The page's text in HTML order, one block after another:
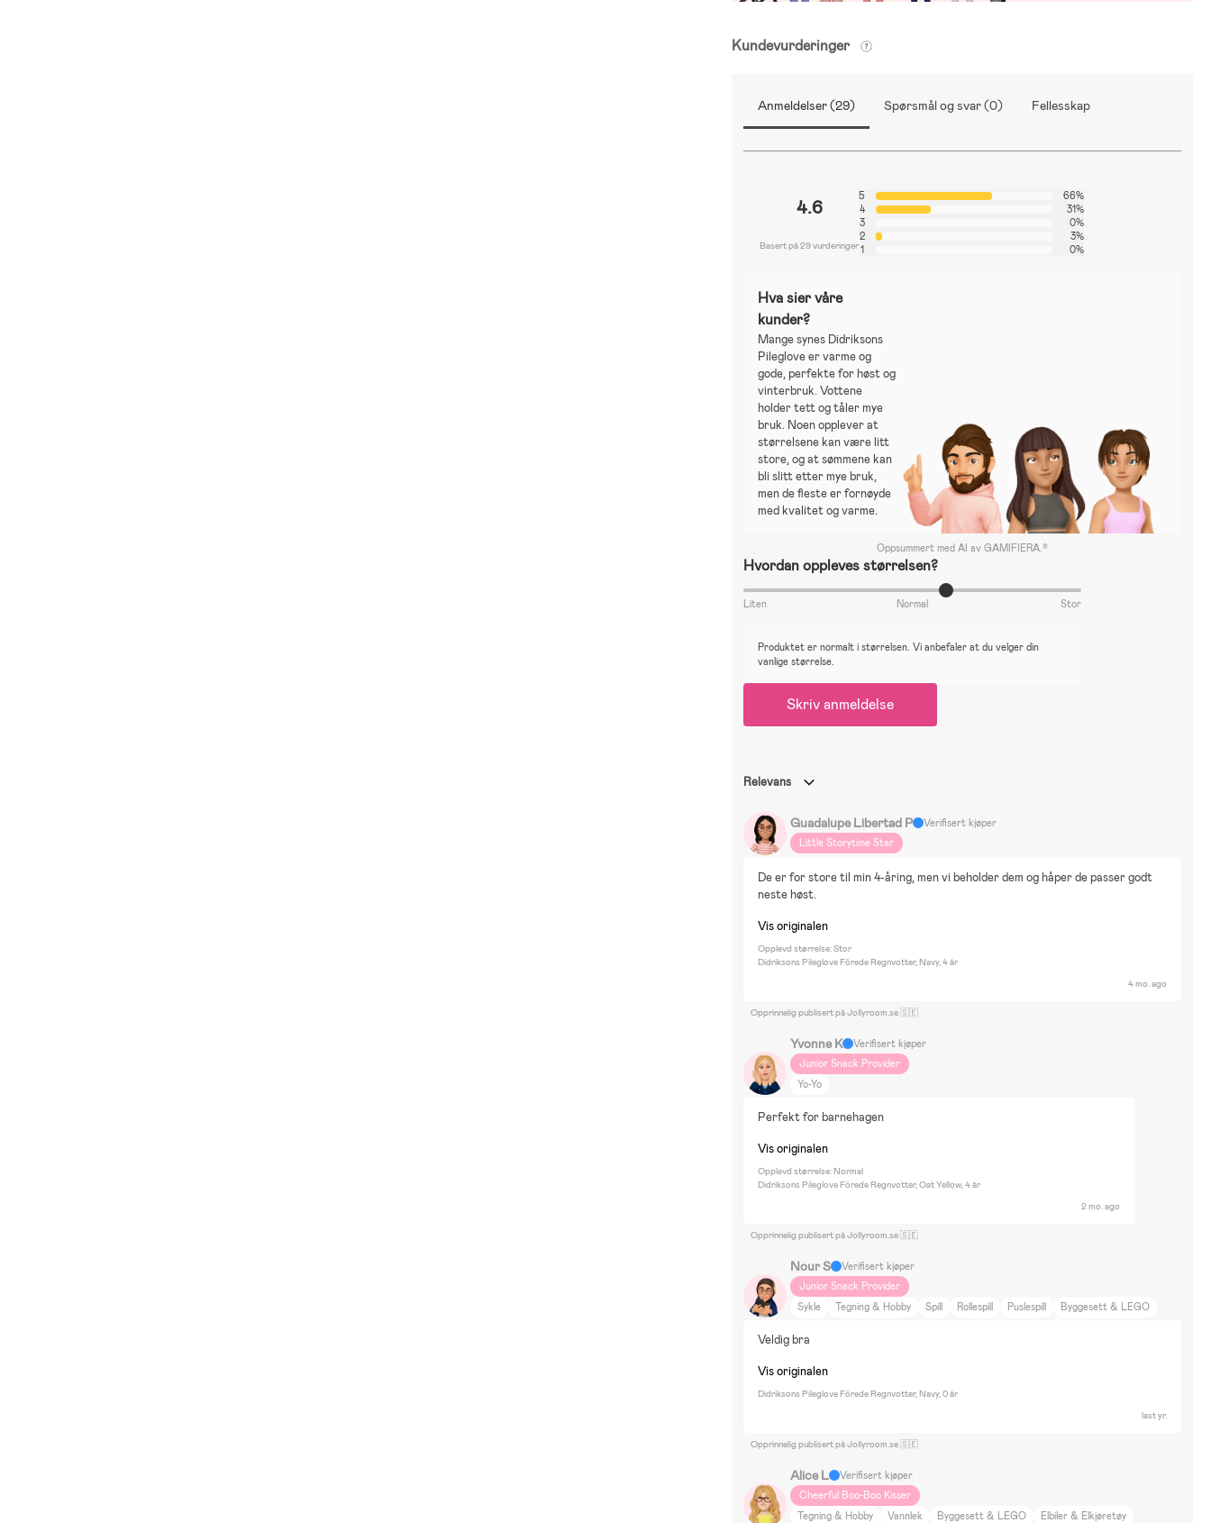
Kundevurderinger
Anmeldelser (29) Spørsmål og svar (0) Fellesskap
4.6
Basert på 29 vurderinger
5
66%
4
31%
3
0%
2
3%
1
0%
Hva sier våre
kunder?
Mange synes Didriksons
Pileglove er varme og
gode, perfekte for høst og
vinterbruk. Vottene
holder tett og tåler mye
bruk. Noen opplever at
størrelsene kan være litt
store, og at sømmene kan
bli slitt etter mye bruk,
men de fleste er fornøyde
med kvalitet og varme.
Oppsummert med AI av GAMIFIERA.®
Hvordan oppleves størrelsen?
Liten Normal Stor
Produktet er normalt i størrelsen. Vi anbefaler at du velger din
vanlige størrelse.
Skriv anmeldelse
Relevans
Guadalupe Libertad P
Verifisert kjøper
Little Storytime Star
De er for store til min 4-åring, men vi beholder dem og håper de passer godt
neste høst.
Vis originalen
Opplevd størrelse: Stor
Didriksons Pileglove Fôrede Regnvotter, Navy, 4 år
4 mo. ago
Opprinnelig publisert på Jollyroom.se 🇸🇪
Yvonne K
Verifisert kjøper
Junior Snack Provider
Yo-Yo
Perfekt for barnehagen
Vis originalen
Opplevd størrelse: Normal
Didriksons Pileglove Fôrede Regnvotter, Oat Yellow, 4 år
2 mo. ago
Opprinnelig publisert på Jollyroom.se 🇸🇪
Nour S
Verifisert kjøper
Junior Snack Provider
Sykle
Tegning & Hobby Spill Rollespill Puslespill
Byggesett & LEGO
Veldig bra
Vis originalen
Didriksons Pileglove Fôrede Regnvotter, Navy, 0 år
last yr.
Opprinnelig publisert på Jollyroom.se 🇸🇪
Alice L
Verifisert kjøper
Cheerful Boo-Boo Kisser
Tegning & Hobby
Vannlek Byggesett & LEGO Elbiler & Elkjøretøy